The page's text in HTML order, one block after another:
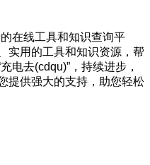
在线工具和知识查询平
实用的工具和知识资源，帮
电去(cdqu)”，持续进步，
提供强大的支持，助您轻松